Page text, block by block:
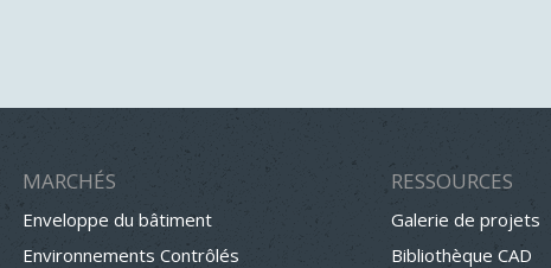
MARCHÉS
Enveloppe du bâtiment
Environnements Contrôlés
RESSOURCES
Galerie de projets
Bibliothèque CAD